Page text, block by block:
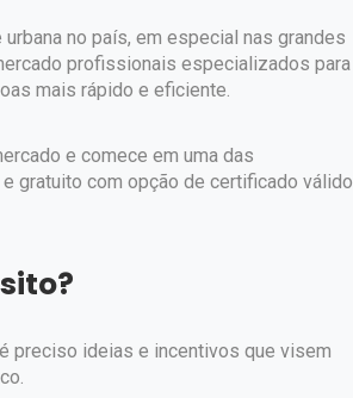
no país, em especial nas grandes
profissionais especializados para
mais rápido e eficiente.
e comece em uma das
gratuito com opção de certificado válido
preciso ideias e incentivos que visem